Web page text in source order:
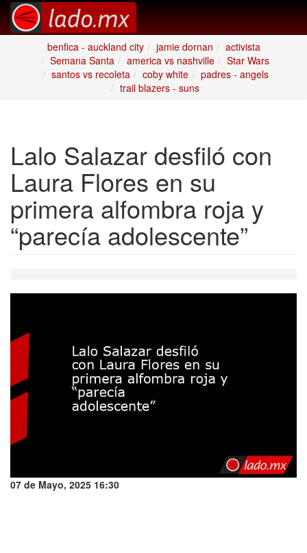
benfica - auckland city jamie dornan
activista
Semana Santa
america vs nashville
Star Wars
santos vs recoleta
coby white
padres - angels
trail blazers - suns
Lalo Salazar desfiló con
Laura Flores en su
primera alfombra roja y
“parecía adolescente”
07 de Mayo, 2025 16:30